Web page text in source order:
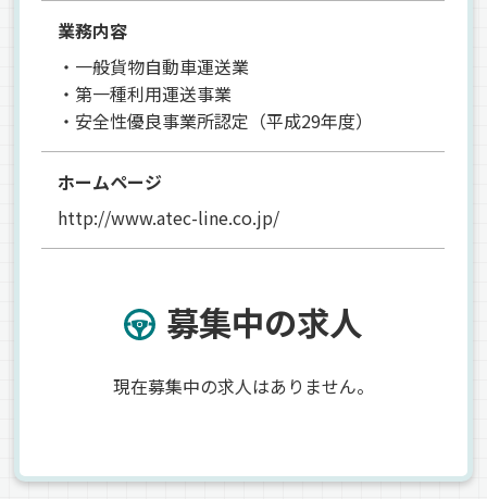
業務内容
・一般貨物自動車運送業
・第一種利用運送事業
・安全性優良事業所認定（平成29年度）
ホームページ
http://www.atec-line.co.jp/
募集中の求人
現在募集中の求人はありません。